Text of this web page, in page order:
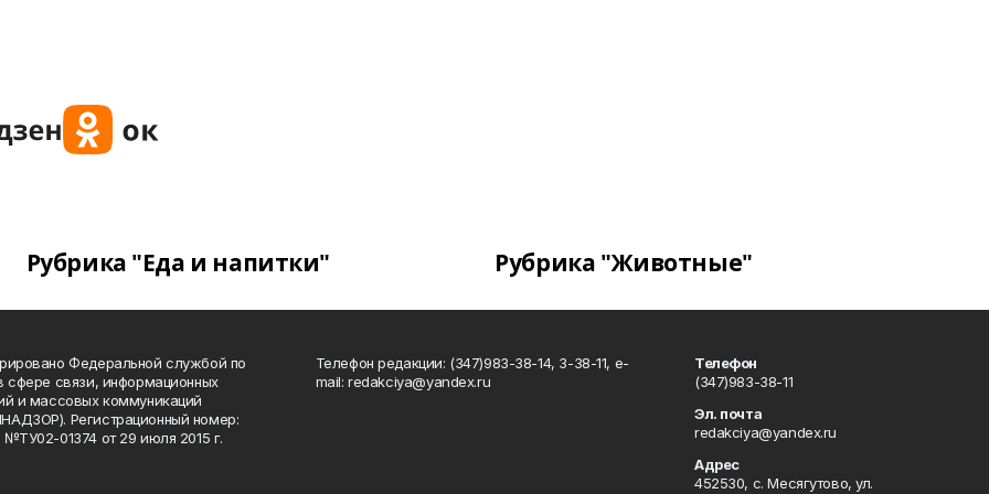
Рубрика "Еда и напитки" Рубрика "Животные"
Федеральной службой по
сфере связи, информационных
и массовых коммуникаций
Регистрационный номер:
01374 от 29 июля 2015 г.
Телефон редакции: (347)983-38-14, 3-38-11, e-
mail: redakciya@yandex.ru
Телефон
(347)983-38-11
Эл. почта
redakciya@yandex.ru
Адрес
452530, с. Месягутово, ул.